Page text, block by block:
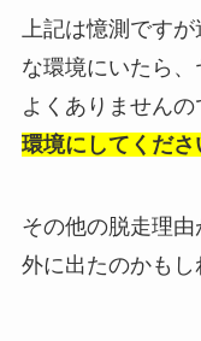
上記は憶測です
な環境にいたら
よくありませんの
環境にしてくださ
その他の脱走理
外に出たのかもし